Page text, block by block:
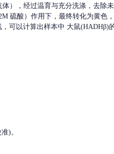
体），经过温育与充分洗涤，去除
硫酸）作用下，最终转化为黄色
可以计算出样本中 大鼠(HADHβ)
)。